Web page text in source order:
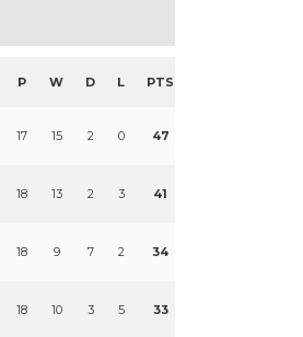
P W D L PTS
17 15 2 0 47
18 13 2 3 41
18 9 7 2 34
18 10 3 5 33